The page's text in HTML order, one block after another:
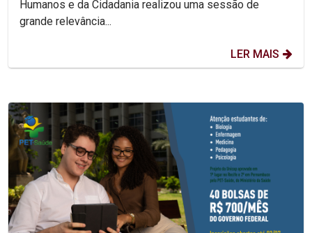
Humanos e da Cidadania realizou uma sessão de
grande relevância...
LER MAIS